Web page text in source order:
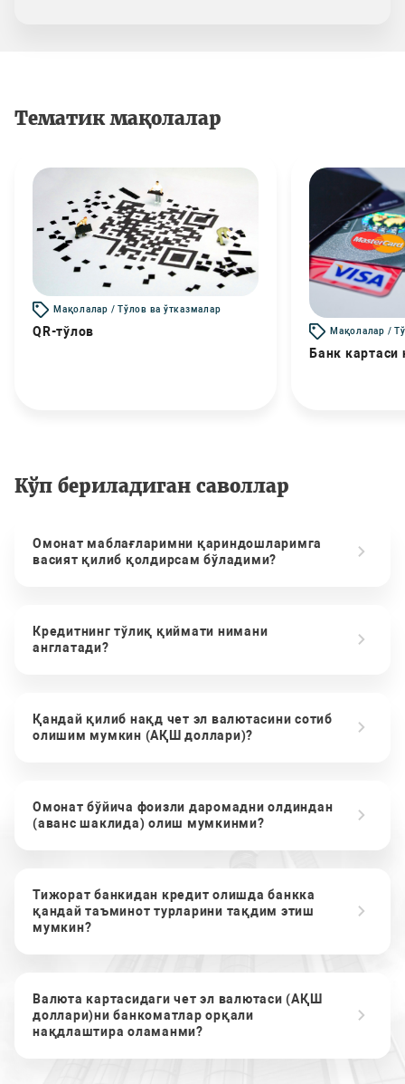
Тематик мақолалар
Мақолалар / Тўлов ва ўтказмалар
QR-тўлов Мақолалар /
Банк картаси
Кўп бериладиган саволлар
Омонат маблағларимни қариндошларимга
васият қилиб қолдирсам бўладими?
Кредитнинг тўлиқ қиймати нимани
англатади?
Қандай қилиб нақд чет эл валютасини сотиб
олишим мумкин (АҚШ доллари)?
Омонат бўйича фоизли даромадни олдиндан
(аванс шаклида) олиш мумкинми?
Тижорат банкидан кредит олишда банкка
қандай таъминот турларини тақдим этиш
мумкин?
Валюта картасидаги чет эл валютаси (АҚШ
доллари)ни банкоматлар орқали
нақдлаштира оламанми?